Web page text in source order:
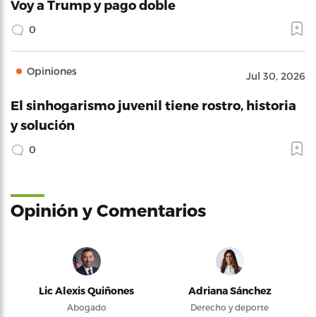
Voy a Trump y pago doble
0
Opiniones Jul 30, 2026
El sinhogarismo juvenil tiene rostro, historia
y solución
0
Opinión y Comentarios
Lic Alexis Quiñones
Abogado
Adriana Sánchez
Derecho y deporte